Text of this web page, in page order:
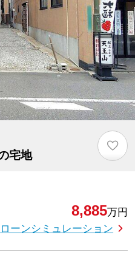
宅地
♡
8,885万円
ローンシミュレーション